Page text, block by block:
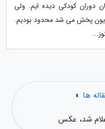
دوران کودکی دیده ایم. ولی
پخش می شد محدود بودیم.
ها »
شد، عکس